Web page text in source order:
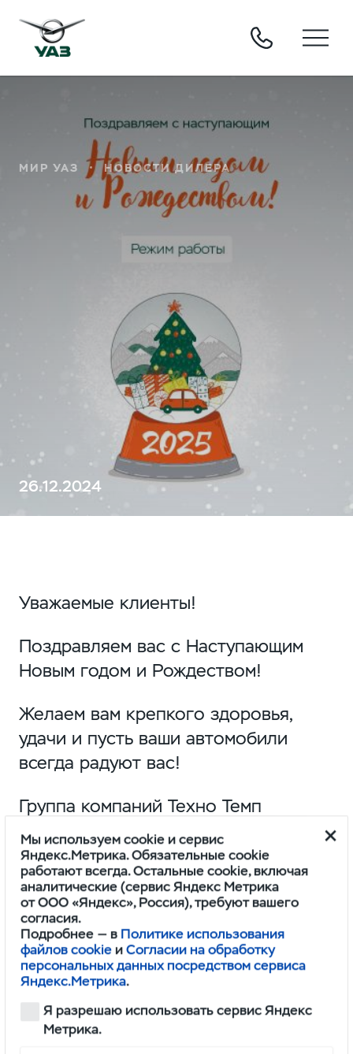
МИР УАЗ НОВОСТИ ДИЛЕРА
26.12.2024
Уважаемые клиенты!
Поздравляем вас с Наступающим
Новым годом и Рождеством!
Желаем вам крепкого здоровья,
удачи и пусть ваши автомобили
всегда радуют вас!
Группа компаний Техно Темп
поможет вам с покупкой вашего
автомобиля!
Мы всегда рады видеть вас
в автосалонах Техно Темп!
Обратите внимание на режим
работы в праздничные дни:
Мы используем cookie и сервис
Яндекс.Метрика. Обязательные cookie
работают всегда. Остальные cookie, включая
аналитические (сервис Яндекс Метрика
от ООО «Яндекс», Россия), требуют вашего
согласия.
Подробнее — в Политике использования
файлов cookie иСогласии на обработку
персональных данных посредством сервиса
Яндекс.Метрика.
Я разрешаю использовать сервис Яндекс
Метрика.